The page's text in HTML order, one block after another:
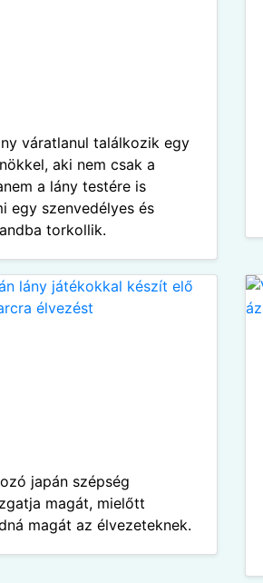
váratlanul találkozik egy
aki nem csak a
a lány testére is
egy szenvedélyes és
torkollik.
japán szépség
magát, mielőtt
magát az élvezeteknek.